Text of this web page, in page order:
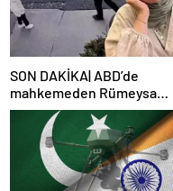
SON DAKİKA| ABD’de
mahkemeden Rümeysa
Öztürk kararı: Serbest
bırakıldı!